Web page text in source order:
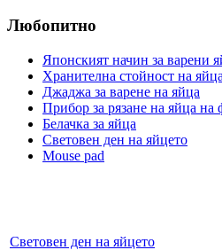
Любопитно
Японският начин за варени
Хранителна стойност на
Джаджа за варене на яйца
Прибор за рязане на яйца на
Белачка за яйца
Световен ден на яйцето
Mouse pad
Световен ден на яйцето